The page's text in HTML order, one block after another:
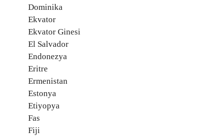
Dominika
Ekvator
Ekvator Ginesi
El Salvador
Endonezya
Eritre
Ermenistan
Estonya
Etiyopya
Fas
Fiji